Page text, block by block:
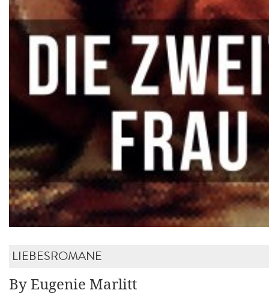
LIEBESROMANE
By Eugenie Marlitt